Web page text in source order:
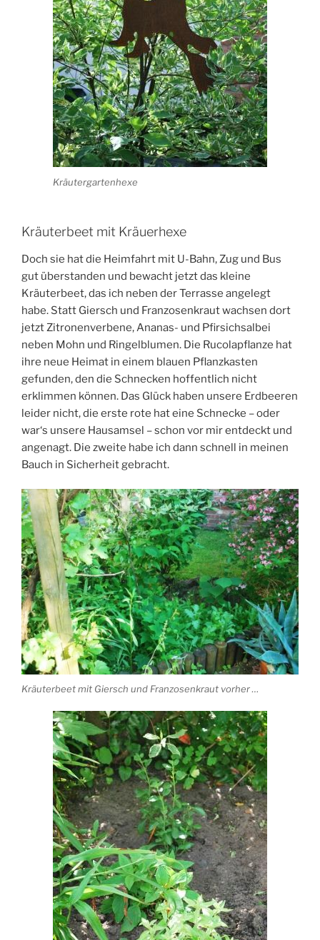
Kräutergartenhexe
Kräuterbeet mit Kräuerhexe
Doch sie hat die Heimfahrt mit U-Bahn, Zug und Bus
gut überstanden und bewacht jetzt das kleine
Kräuterbeet, das ich neben der Terrasse angelegt
habe. Statt Giersch und Franzosenkraut wachsen dort
jetzt Zitronenverbene, Ananas- und Pfirsichsalbei
neben Mohn und Ringelblumen. Die Rucolapflanze hat
ihre neue Heimat in einem blauen Pflanzkasten
gefunden, den die Schnecken hoffentlich nicht
erklimmen können. Das Glück haben unsere Erdbeeren
leider nicht, die erste rote hat eine Schnecke – oder
war‘s unsere Hausamsel – schon vor mir entdeckt und
angenagt. Die zweite habe ich dann schnell in meinen
Bauch in Sicherheit gebracht.
Kräuterbeet mit Giersch und Franzosenkraut vorher …